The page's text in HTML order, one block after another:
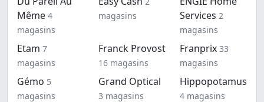
Même 4
magasins
magasins
Services 2
magasins
Etam 7
magasins
Franck Provost
16 magasins
Franprix 33
magasins
Gémo 5
magasins
Grand Optical
3 magasins
Hippopotamus
4 magasins